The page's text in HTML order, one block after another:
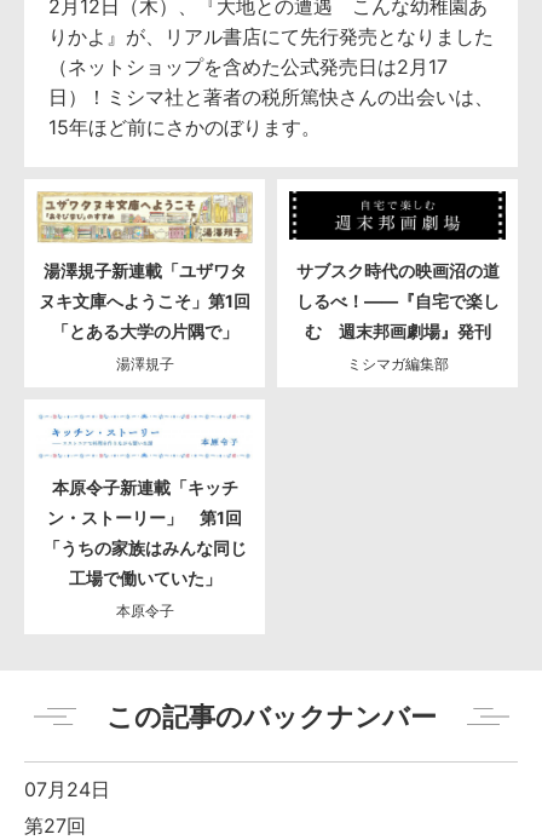
2月12日（木）、『大地との遭遇 こんな幼稚園あ
りかよ』が、リアル書店にて先行発売となりました
（ネットショップを含めた公式発売日は2月17
日）！ミシマ社と著者の税所篤快さんの出会いは、
15年ほど前にさかのぼります。
湯澤規子新連載「ユザワタ
ヌキ文庫へようこそ」第1回
「とある大学の片隅で」
湯澤規子
サブスク時代の映画沼の道
しるべ！――『自宅で楽し
む 週末邦画劇場』発刊
ミシマガ編集部
本原令子新連載「キッチ
ン・ストーリー」 第1回
「うちの家族はみんな同じ
工場で働いていた」
本原令子
この記事のバックナンバー
07月24日
第27回